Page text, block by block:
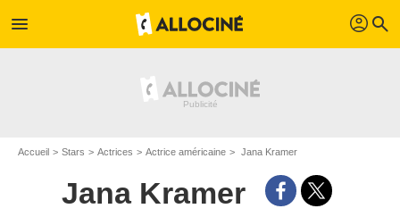
menu profil search
Accueil Stars Actrices Actrice américaine Jana Kramer
Jana Kramer